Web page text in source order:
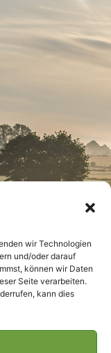
wir Technologien
und/oder darauf
können wir Daten
Seite verarbeiten.
kann dies